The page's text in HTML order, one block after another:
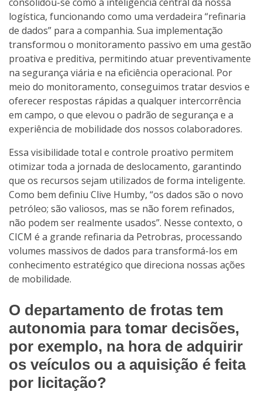
logística, funcionando como uma verdadeira “refinaria
de dados” para a companhia. Sua implementação
transformou o monitoramento passivo em uma gestão
proativa e preditiva, permitindo atuar preventivamente
na segurança viária e na eficiência operacional. Por
meio do monitoramento, conseguimos tratar desvios e
oferecer respostas rápidas a qualquer intercorrência
em campo, o que elevou o padrão de segurança e a
experiência de mobilidade dos nossos colaboradores.
Essa visibilidade total e controle proativo permitem
otimizar toda a jornada de deslocamento, garantindo
que os recursos sejam utilizados de forma inteligente.
Como bem definiu Clive Humby, “os dados são o novo
petróleo; são valiosos, mas se não forem refinados,
não podem ser realmente usados”. Nesse contexto, o
CICM é a grande refinaria da Petrobras, processando
volumes massivos de dados para transformá-los em
conhecimento estratégico que direciona nossas ações
de mobilidade.
O departamento de frotas tem
autonomia para tomar decisões,
por exemplo, na hora de adquirir
os veículos ou a aquisição é feita
por licitação?